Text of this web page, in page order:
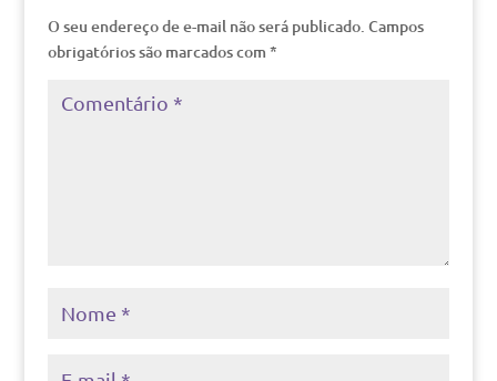
O seu endereço de e-mail não será publicado. Campos
obrigatórios são marcados com *